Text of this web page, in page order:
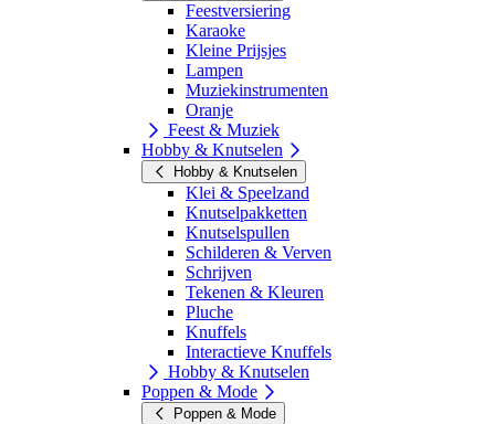
Feestversiering
Karaoke
Kleine Prijsjes
Lampen
Muziekinstrumenten
Oranje
Feest & Muziek
Hobby & Knutselen
Hobby & Knutselen
Klei & Speelzand
Knutselpakketten
Knutselspullen
Schilderen & Verven
Schrijven
Tekenen & Kleuren
Pluche
Knuffels
Interactieve Knuffels
Hobby & Knutselen
Poppen & Mode
Poppen & Mode